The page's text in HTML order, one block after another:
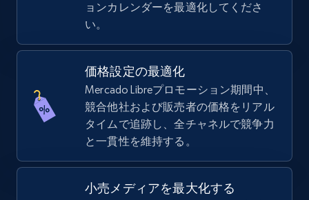
667+ 今すぐ始める
TikTok Shop - category
URL, Title, Available, Description, Currency, Initial
price, Final price, Discount percent, and more.
667+ 今すぐ始める
ョンカレンダーを最適化してくださ
い。
価格設定の最適化
Mercado Libreプロモーション期間中、
競合他社および販売者の価格をリアル
タイムで追跡し、全チャネルで競争力
と一貫性を維持する。
小売メディアを最大化する